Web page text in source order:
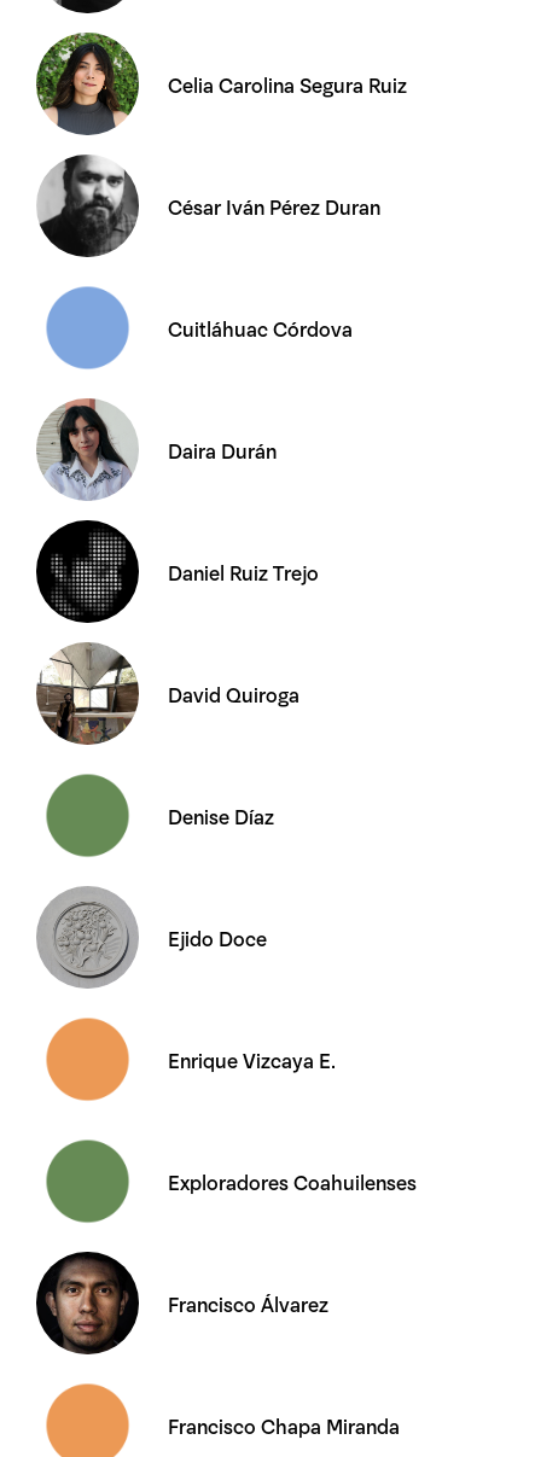
Celia Carolina Segura Ruiz
César Iván Pérez Duran
Cuitláhuac Córdova
Daira Durán
Daniel Ruiz Trejo
David Quiroga
Denise Díaz
Ejido Doce
Enrique Vizcaya E.
Exploradores Coahuilenses
Francisco Álvarez
Francisco Chapa Miranda